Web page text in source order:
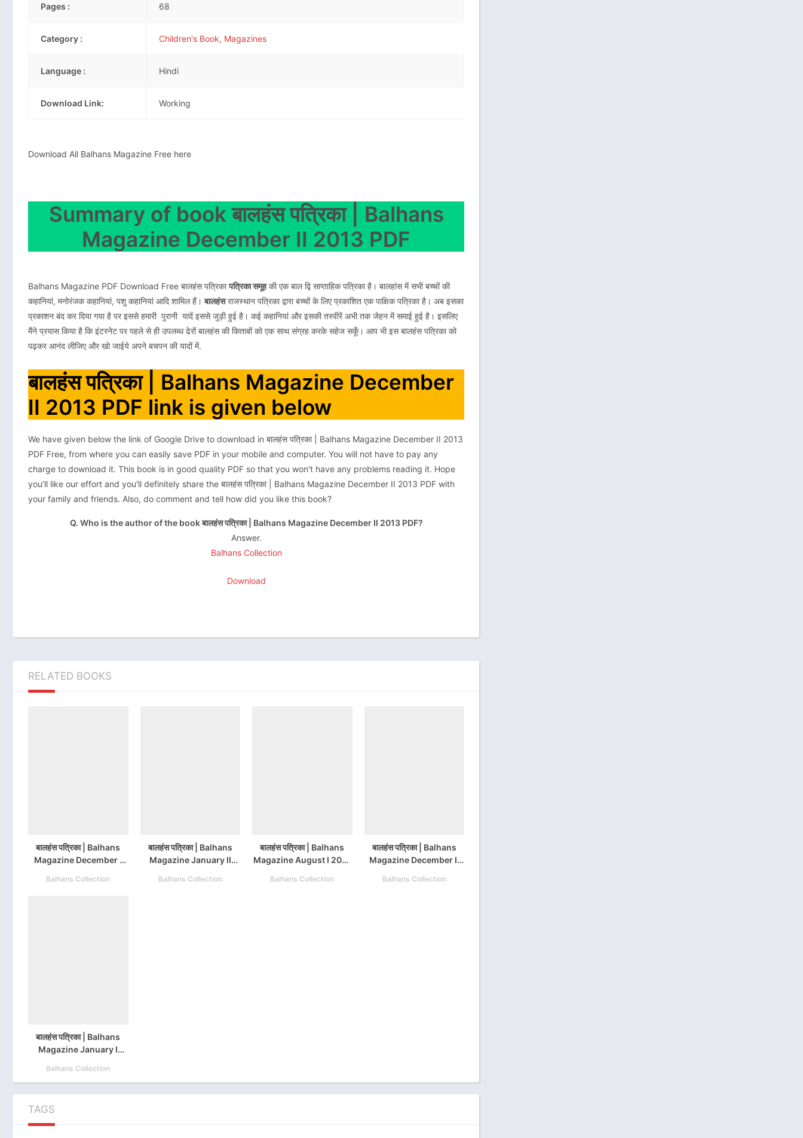
Pages : 68
Category : Children's Book, Magazines
Language : Hindi
Download Link: Working
Download All Balhans Magazine Free here
Summary of book बालहंस पत्रिका | Balhans
Magazine December II 2013 PDF
Balhans Magazine PDF Download Free बालहंस पत्रिकापत्रिका समूहकी एक बाल द्वि साप्ताहिक पत्रिका है। बालहांस में सभी बच्चों की
कहानियां, मनोरंजक कहानियां, पशु कहानियां आदि शामिल हैं।बालहंसराजस्थान पत्रिका द्वारा बच्चों के लिए प्रकाशित एक पाक्षिक पत्रिका है। अब इसका
प्रकाशन बंद कर दिया गया है पर इससे हमारी पुरानी यादें इससे जुड़ी हुई है। कई कहानियां और इसकी तस्वीरें अभी तक जेहन में समाई हुई है। इसलिए
मैंने प्रयास किया है कि इंटरनेट पर पहले से ही उपलब्ध ढेरों बालहंस की किताबों को एक साथ संग्रह करके सहेज सकूँ। आप भी इस बालहंस पत्रिका को
पढ़कर आनंद लीजिए और खो जाईये अपने बचपन की यादों में.
बालहंस पत्रिका | Balhans Magazine December
II 2013 PDF link is given below
We have given below the link of Google Drive to download in बालहंस पत्रिका | Balhans Magazine December II 2013
PDF Free, from where you can easily save PDF in your mobile and computer. You will not have to pay any
charge to download it. This book is in good quality PDF so that you won't have any problems reading it. Hope
you'll like our effort and you'll definitely share the बालहंस पत्रिका | Balhans Magazine December II 2013 PDF with
your family and friends. Also, do comment and tell how did you like this book?
Q. Who is the author of the book बालहंस पत्रिका | Balhans Magazine December II 2013 PDF?
Answer.
Balhans Collection
Download
RELATED BOOKS
बालहंस पत्रिका | Balhans
Magazine December I
Balhans Collection
बालहंस पत्रिका | Balhans
Magazine January II
Balhans Collection
बालहंस पत्रिका | Balhans
Magazine August I 2014
Balhans Collection
बालहंस पत्रिका | Balhans
Magazine December II
Balhans Collection
बालहंस पत्रिका | Balhans
Magazine January I
Balhans Collection
TAGS